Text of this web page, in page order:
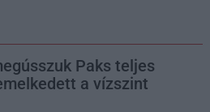
Paks teljes
a vízszint